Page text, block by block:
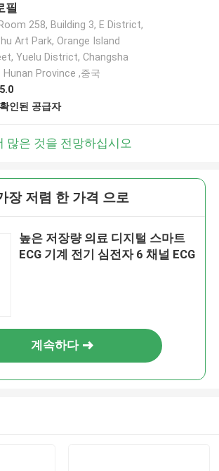
필
Room 258, Building 3, E District,
Art Park, Orange Island
Yuelu District, Changsha
Hunan Province ,중국
5.0
확인된 공급자
많은 것을 전망하십시오
장 저렴 한 가격 으로
높은 저장량 의료 디지털 스마트
ECG 기계 전기 심전자 6 채널 ECG
계속하다